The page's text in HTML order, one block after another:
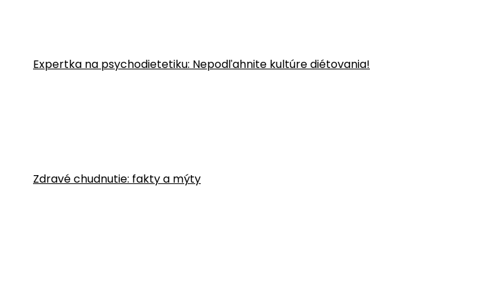
Expertka na psychodietetiku: Nepodľahnite kultúre diétovania!
Zdravé chudnutie: fakty a mýty